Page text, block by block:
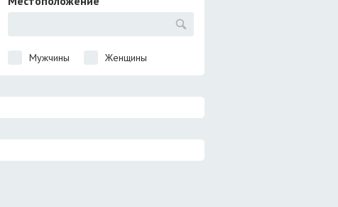
Мужчины Женщины